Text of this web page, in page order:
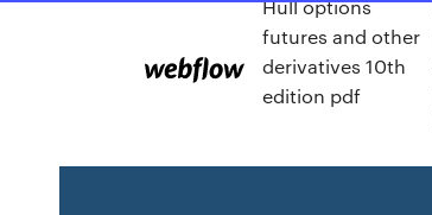
Hull options
futures and other
derivatives 10th
edition pdf